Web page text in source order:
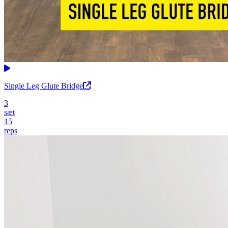
Single Leg Glute Bridge
3
sæt
15
reps